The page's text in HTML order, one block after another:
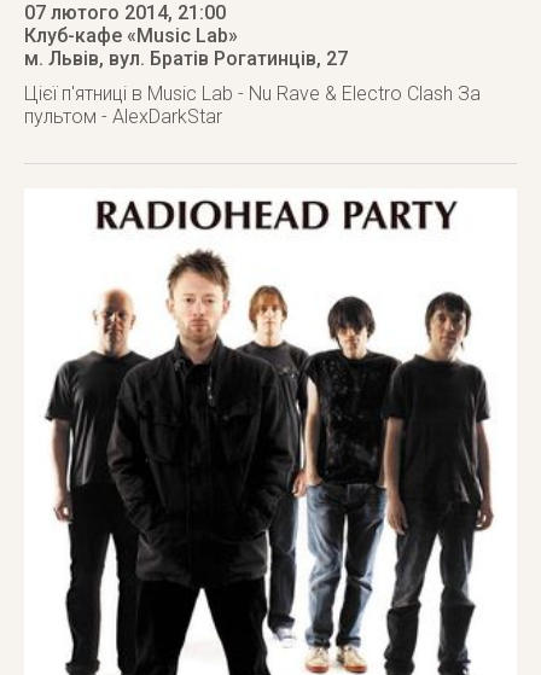
07 лютого 2014, 21:00
Клуб-кафе «Music Lab»
м. Львів, вул. Братів Рогатинців, 27
Цієї п'ятниці в Music Lab - Nu Rave & Electro Clash За
пультом - AlexDarkStar